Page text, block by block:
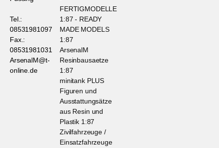
Tel.:
08531981097
Fax.:
08531981031
ArsenalM@t-
online.de
FERTIGMODELLE
1:87 - READY
MADE MODELS
1:87
ArsenalM
Resinbausaetze
1:87
minitank PLUS
Figuren und
Ausstattungsätze
aus Resin und
Plastik 1:87
Zivilfahrzeuge /
Einsatzfahrzeuge